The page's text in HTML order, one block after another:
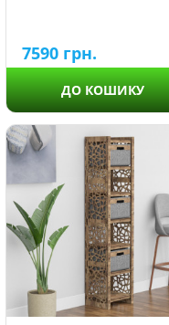
7590 грн.
ДО КОШИКУ